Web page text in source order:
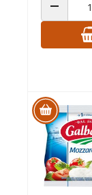
ANZAHL